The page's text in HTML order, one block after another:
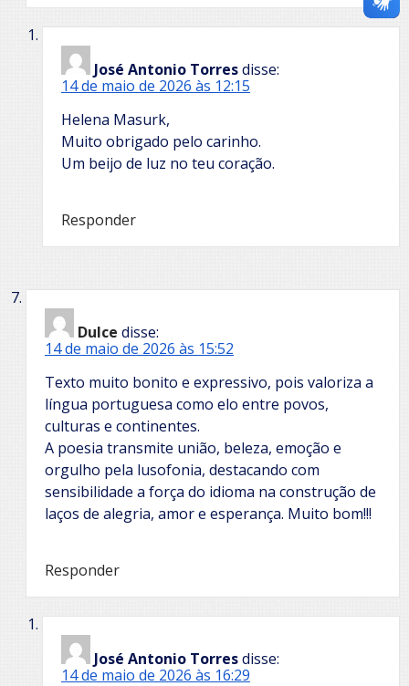
José Antonio Torresdisse:
14 de maio de 2026 às 12:15
Helena Masurk,
Muito obrigado pelo carinho.
Um beijo de luz no teu coração.
Responder
Dulce disse:
14 de maio de 2026 às 15:52
Texto muito bonito e expressivo, pois valoriza a
língua portuguesa como elo entre povos,
culturas e continentes.
A poesia transmite união, beleza, emoção e
orgulho pela lusofonia, destacando com
sensibilidade a força do idioma na construção de
laços de alegria, amor e esperança. Muito bom!!!
Responder
José Antonio Torresdisse:
14 de maio de 2026 às 16:29